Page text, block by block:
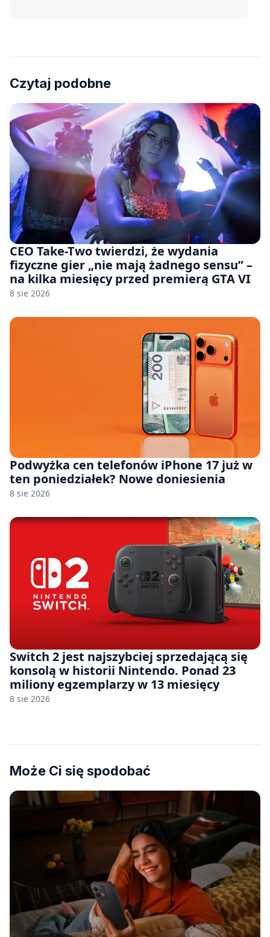
Czytaj podobne
CEO Take-Two twierdzi, że wydania
fizyczne gier „nie mają żadnego sensu” –
na kilka miesięcy przed premierą GTA VI
8 sie 2026
Podwyżka cen telefonów iPhone 17 już w
ten poniedziałek? Nowe doniesienia
8 sie 2026
Switch 2 jest najszybciej sprzedającą się
konsolą w historii Nintendo. Ponad 23
miliony egzemplarzy w 13 miesięcy
8 sie 2026
Może Ci się spodobać